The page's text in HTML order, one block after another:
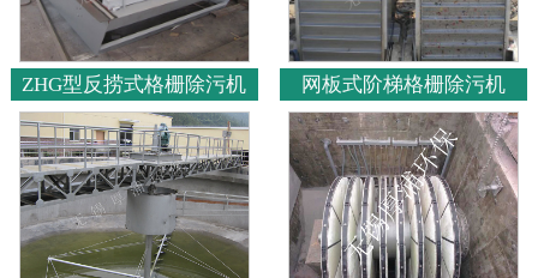
ZHG型反捞式格栅除污机 网板式阶梯格栅除污机